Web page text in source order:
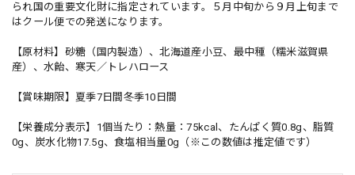
られ国の重要文化財に指定されています。５月中旬から９月上旬まで
はクール便での発送になります。
【原材料】砂糖（国内製造）、北海道産小豆、最中種（糯米滋賀県
産）、水飴、寒天／トレハロース
【賞味期限】夏季7日間冬季10日間
【栄養成分表示】1個当たり：熱量：75kcal、たんぱく質0.8g、脂質
0g、炭水化物17.5g、食塩相当量0g（※この数値は推定値です）